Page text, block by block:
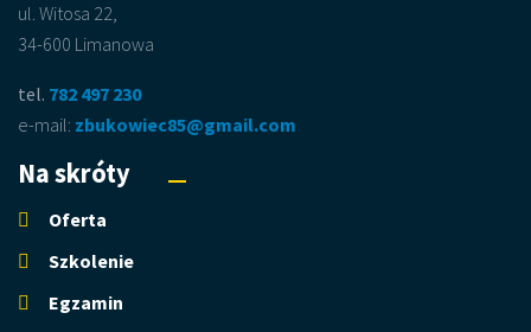
ul. Witosa 22,
34-600 Limanowa
tel. 782 497 230
e-mail: zbukowiec85@gmail.com
Na skróty
Oferta
Szkolenie
Egzamin